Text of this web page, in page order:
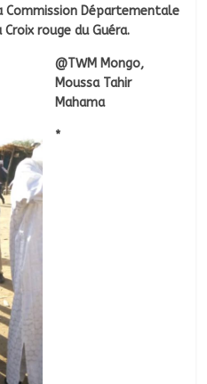
Départementale
rouge du Guéra.
@TWM Mongo,
Moussa Tahir
Mahama
*